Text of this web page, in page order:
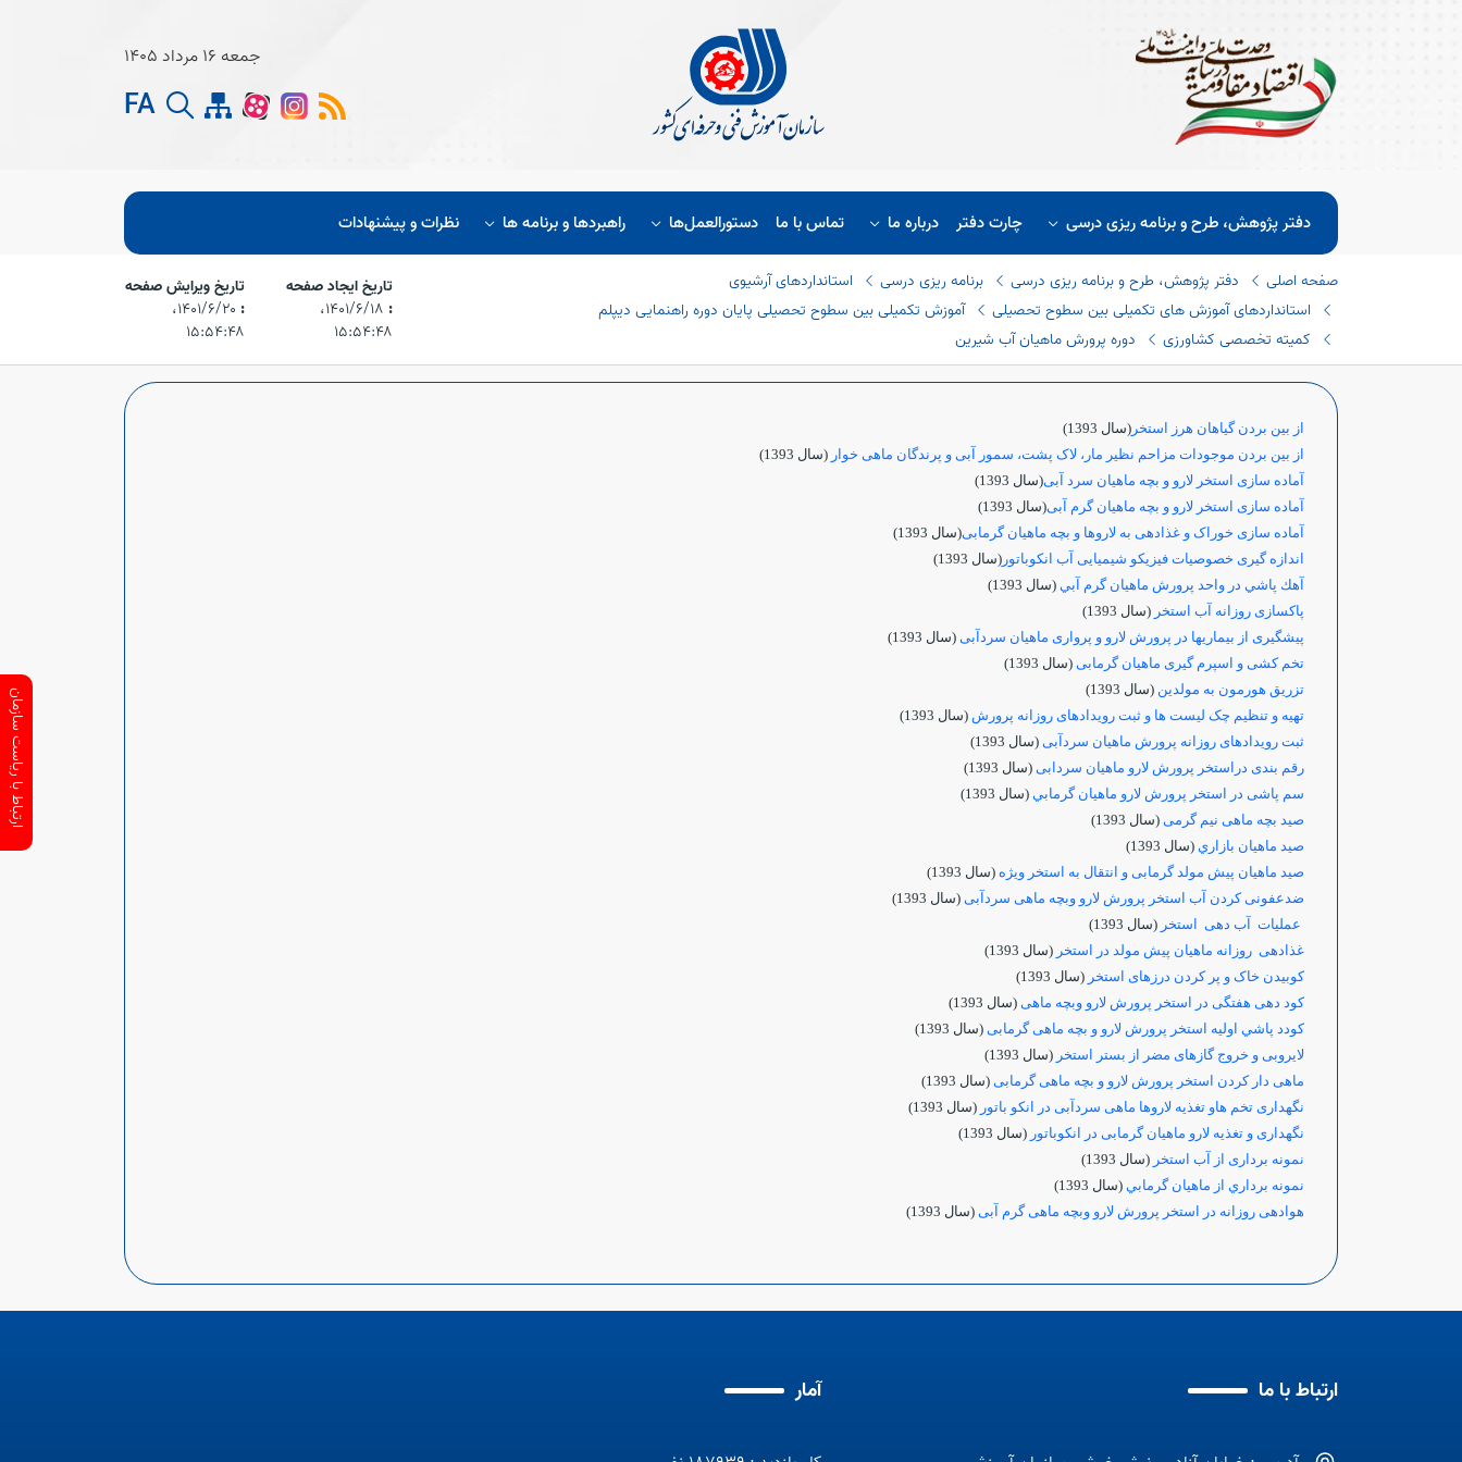
جمعه 16 مرداد 1405
FA
دفتر پژوهش، طرح و برنامه ریزی درسی چارت دفتر درباره ما تماس با ما دستورالعمل‌ها راهبردها و برنامه ها نظرات و پیشنهادات
صفحه اصلی دفتر پژوهش، طرح و برنامه ریزی درسی برنامه ریزی درسی
استانداردهای آرشیوی
استانداردهای آموزش های تکمیلی بین سطوح تحصیلی
آموزش تکمیلی بین سطوح تحصیلی پایان دوره راهنمایی دیپلم
کمیته تخصصی کشاورزی
دوره پرورش ماهیان آب شیرین
تاریخ ایجاد صفحه
:
۱۴۰۱/۶/۱۸،‏
۱۵:۵۴:۴۸
تاریخ ویرایش صفحه
:
۱۴۰۱/۶/۲۰،‏
۱۵:۵۴:۴۸
از بین بردن گیاهان هرز استخر (سال 1393)
از بین بردن موجودات مزاحم نظیر مار، لاک پشت، سمور آبی و پرندگان ماهی خوار (سال 1393)
آماده سازی استخر لارو و بچه ماهیان سرد آبی(سال 1393)
آماده سازی استخر لارو و بچه ماهیان گرم آبی(سال 1393)
آماده سازی خوراک و غذادهی به لاروها و بچه ماهیان گرمابی(سال 1393)
اندازه گیری خصوصیات فیزیکو شیمیایی آب انکوباتور (سال 1393)
آهك پاشي در واحد پرورش ماهيان گرم آبي (سال 1393)
پاکسازی روزانه آب استخر (سال 1393)
پیشگیری از بیماریها در پرورش لارو و پرواری ماهیان سردآبی (سال 1393)
تخم کشی و اسپرم گیری ماهیان گرمابی (سال 1393)
تزریق هورمون به مولدین (سال 1393)
تهیه و تنظیم چک لیست ها و ثبت رویدادهای روزانه پرورش (سال 1393)
ثبت رویدادهای روزانه پرورش ماهیان سردآبی (سال 1393)
رقم بندی دراستخر پرورش لارو ماهیان سردابی (سال 1393)
سم پاشی در استخر پرورش لارو ماهیان گرمابي (سال 1393)
صید بچه ماهی نیم گرمی (سال 1393)
صید ماهیان بازاري (سال 1393)
صید ماهیان پیش مولد گرمابی و انتقال به استخر ویژه (سال 1393)
ضدعفونی کردن آب استخر پرورش لارو وبچه ماهی سردآبی (سال 1393)
عملیات آب دهی استخر (سال 1393)
غذادهی روزانه ماهیان پیش مولد در استخر (سال 1393)
کوبیدن خاک و پر کردن درزهای استخر (سال 1393)
کود دهی هفتگی در استخر پرورش لارو وبچه ماهی (سال 1393)
کودد پاشي اوليه استخر پرورش لارو و بچه ماهی گرمابی (سال 1393)
لایروبی و خروج گازهای مضر از بستر استخر (سال 1393)
ماهی دار کردن استخر پرورش لارو و بچه ماهی گرمابی (سال 1393)
نگهداری تخم هاو تغذیه لاروها ماهی سردآبی در انکو باتور (سال 1393)
نگهداری و تغذیه لارو ماهیان گرمابی در انکوباتور (سال 1393)
نمونه برداری از آب استخر (سال 1393)
نمونه برداري از ماهيان گرمابي (سال 1393)
هوادهی روزانه در استخر پرورش لارو وبچه ماهی گرم آبی (سال 1393)
ارتباط با ما آمار
ارتباط با ریاست سازمان